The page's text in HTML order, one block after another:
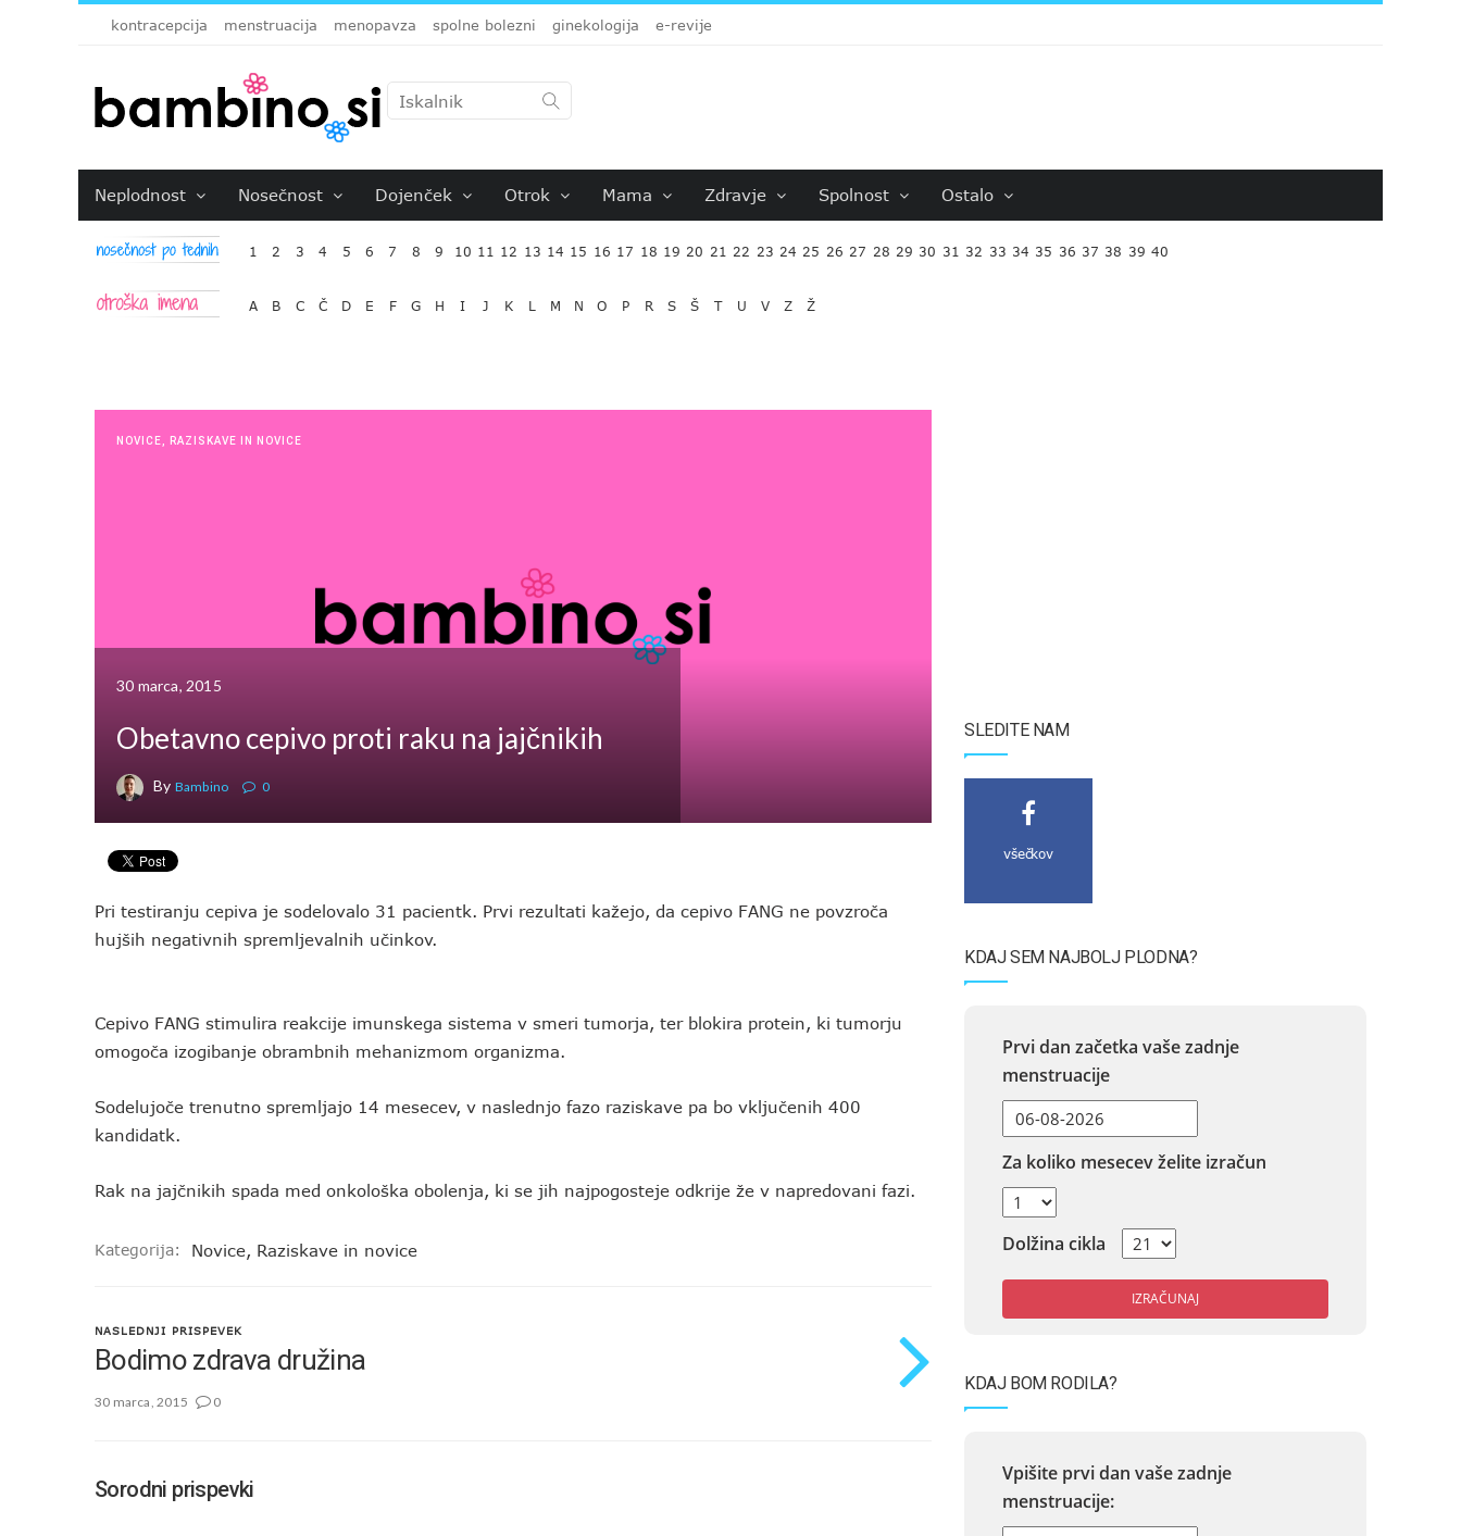
kontracepcija menstruacija menopavza spolne bolezni ginekologija e-revije
Neplodnost Nosečnost Dojenček Otrok Mama Zdravje Spolnost Ostalo
1 2 3 4 5 6 7 8 9 10 11 12 13 14 15 16 17 18 19 20 21 22 23 24 25 26 27 28 29 30 31 32 33 34 35 36 37 38 39 40
A B C Č D E F G H I J K L M N O P R S Š T U V Z Ž
NOVICE RAZISKAVE IN NOVICE
30 marca, 2015
Obetavno cepivo proti raku na jajčnikih
By Bambino 0
Pri testiranju cepiva je sodelovalo 31 pacientk. Prvi rezultati kažejo, da cepivo FANG ne povzroča
hujših negativnih spremljevalnih učinkov.
Cepivo FANG stimulira reakcije imunskega sistema v smeri tumorja, ter blokira protein, ki tumorju
omogoča izogibanje obrambnih mehanizmom organizma.
Sodelujoče trenutno spremljajo 14 mesecev, v naslednjo fazo raziskave pa bo vključenih 400
kandidatk.
Rak na jajčnikih spada med onkološka obolenja, ki se jih najpogosteje odkrije že v napredovani fazi.
Kategorija: Novice, Raziskave in novice
NASLEDNJI PRISPEVEK
Bodimo zdrava družina
30 marca, 2015 0
Sorodni prispevki
SLEDITE NAM
všečkov
KDAJ SEM NAJBOLJ PLODNA?
Prvi dan začetka vaše zadnje
menstruacije
Za koliko mesecev želite izračun
Dolžina cikla
IZRAČUNAJ
KDAJ BOM RODILA?
Vpišite prvi dan vaše zadnje
menstruacije: